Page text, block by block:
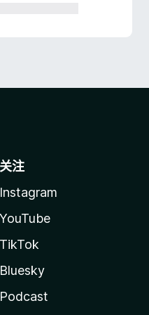
关注
Instagram
YouTube
TikTok
Bluesky
Podcast